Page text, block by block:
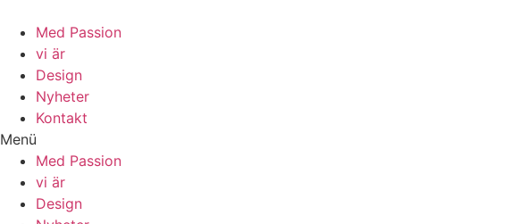
Inhalt
wechseln
Med Passion
vi är
Design
Nyheter
Kontakt
Menü
Med Passion
vi är
Design